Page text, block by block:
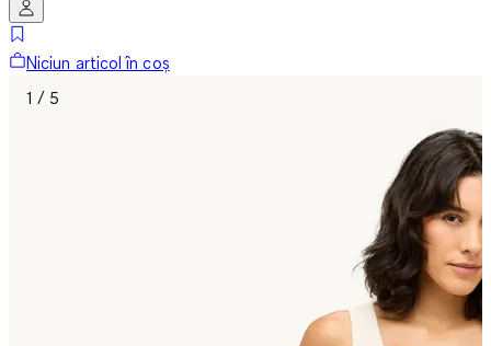
Niciun articol în coș
1 / 5